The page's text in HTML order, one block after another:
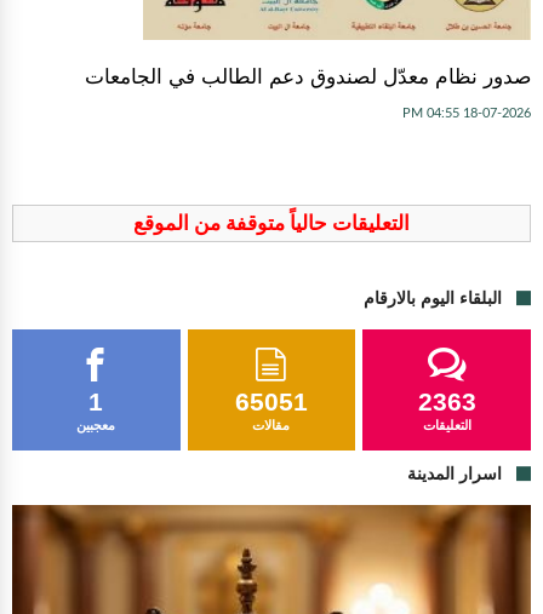
صدور نظام معدّل لصندوق دعم الطالب في الجامعات
18-07-2026 04:55 PM
التعليقات حالياً متوقفة من الموقع
البلقاء اليوم بالارقام
1
معجبين
65051
مقالات
2363
التعليقات
اسرار المدينة